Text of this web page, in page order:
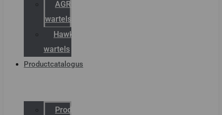
AGRO
wartels
Hawke
wartels
Productcatalogus
Productcatalogus